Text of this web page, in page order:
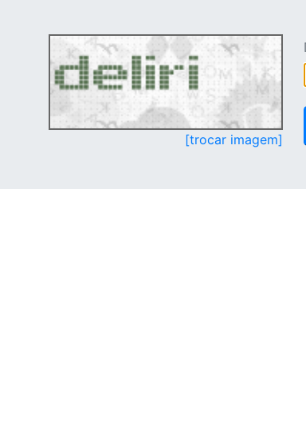
[trocar imagem]